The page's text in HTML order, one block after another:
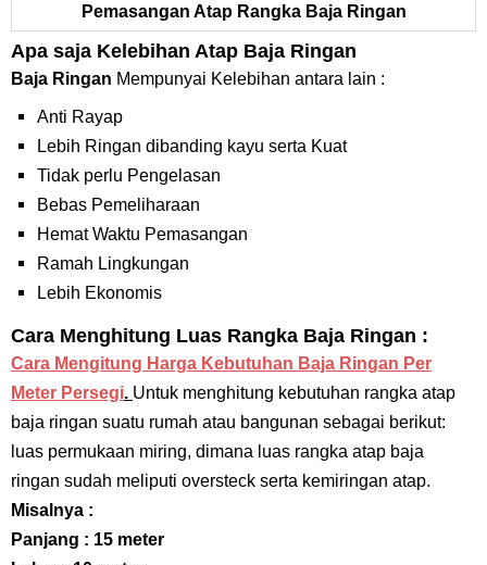
Pemasangan Atap Rangka Baja Ringan
Apa saja Kelebihan Atap Baja Ringan
Baja Ringan Mempunyai Kelebihan antara lain :
Anti Rayap
Lebih Ringan dibanding kayu serta Kuat
Tidak perlu Pengelasan
Bebas Pemeliharaan
Hemat Waktu Pemasangan
Ramah Lingkungan
Lebih Ekonomis
Cara Menghitung Luas Rangka Baja Ringan :
Cara Mengitung Harga Kebutuhan Baja Ringan Per
Meter Persegi. Untuk menghitung kebutuhan rangka atap
baja ringan suatu rumah atau bangunan sebagai berikut:
luas permukaan miring, dimana luas rangka atap baja
ringan sudah meliputi oversteck serta kemiringan atap.
Misalnya :
Panjang : 15 meter